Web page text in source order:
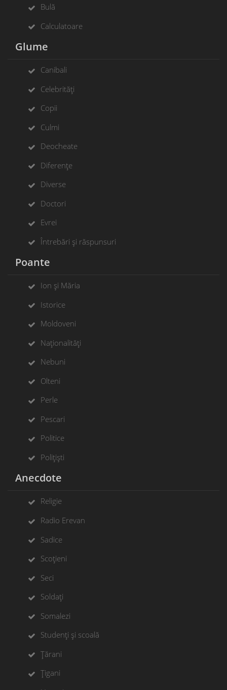
Bulă
Calculatoare
Glume
Canibali
Celebrități
Copii
Culmi
Deocheate
Diferențe
Diverse
Doctori
Evrei
Întrebări și răspunsuri
Poante
Ion și Măria
Istorice
Moldoveni
Naționalități
Nebuni
Olteni
Perle
Pescari
Politice
Polițiști
Anecdote
Religie
Radio Erevan
Sadice
Scoțieni
Seci
Soldați
Somalezi
Studenți și scoală
Țărani
Țigani